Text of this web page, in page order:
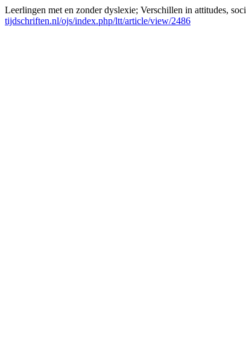
Leerlingen met en zonder dyslexie; Verschillen in attitudes,
tijdschriften.nl/ojs/index.php/ltt/article/view/2486